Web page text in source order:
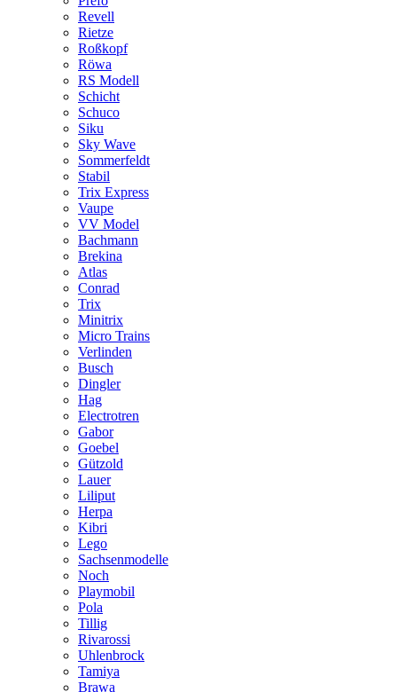
Revell
Rietze
Roßkopf
Röwa
RS Modell
Schicht
Schuco
Siku
Sky Wave
Sommerfeldt
Stabil
Trix Express
Vaupe
VV Model
Bachmann
Brekina
Atlas
Conrad
Trix
Minitrix
Micro Trains
Verlinden
Busch
Dingler
Hag
Electrotren
Gabor
Goebel
Gützold
Lauer
Liliput
Herpa
Kibri
Lego
Sachsenmodelle
Noch
Playmobil
Pola
Tillig
Rivarossi
Uhlenbrock
Tamiya
Brawa